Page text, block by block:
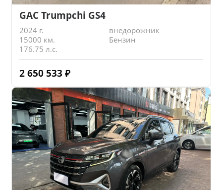
GAC Trumpchi GS4
2024 г.
внедорожник
15000 км.
Бензин
176.75 л.с.
2 650 533 ₽